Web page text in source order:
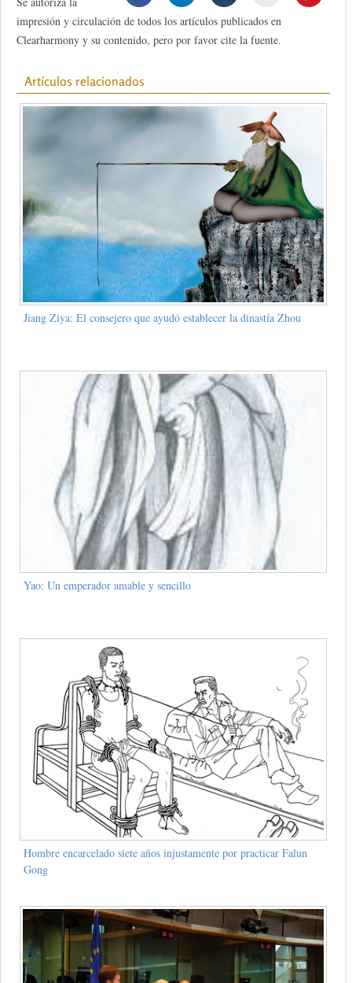
impresión y circulación de todos los artículos publicados en
Clearharmony y su contenido, pero por favor cite la fuente.
Artículos relacionados
Jiang Ziya: El consejero que ayudó establecer la dinastía Zhou
Yao: Un emperador amable y sencillo
Hombre encarcelado siete años injustamente por practicar Falun
Gong